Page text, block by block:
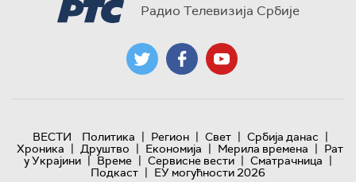
Радио Телевизија Србије
ВЕСТИ Политика | Регион | Свет | Србија данас |
Хроника | Друштво | Економија | Мерила времена | Рат
у Украјини | Време | Сервисне вести | Сматрачница |
Подкаст | ЕУ могућности 2026